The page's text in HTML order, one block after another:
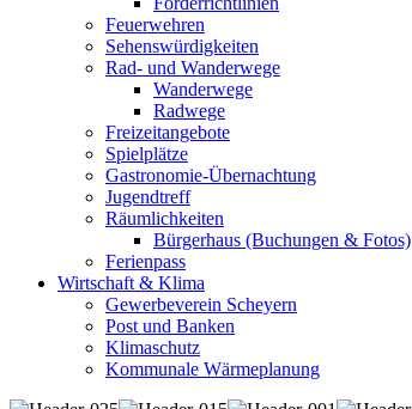
Feuerwehren
Sehenswürdigkeiten
Rad- und Wanderwege
Wanderwege
Radwege
Freizeitangebote
Spielplätze
Gastronomie-Übernachtung
Jugendtreff
Räumlichkeiten
Bürgerhaus (Buchungen & Fotos)
Ferienpass
Wirtschaft & Klima
Gewerbeverein Scheyern
Post und Banken
Klimaschutz
Kommunale Wärmeplanung